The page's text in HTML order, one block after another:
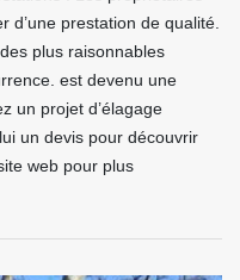
d’une prestation de qualité.
plus raisonnables
est devenu une
un projet d’élagage
un devis pour découvrir
web pour plus